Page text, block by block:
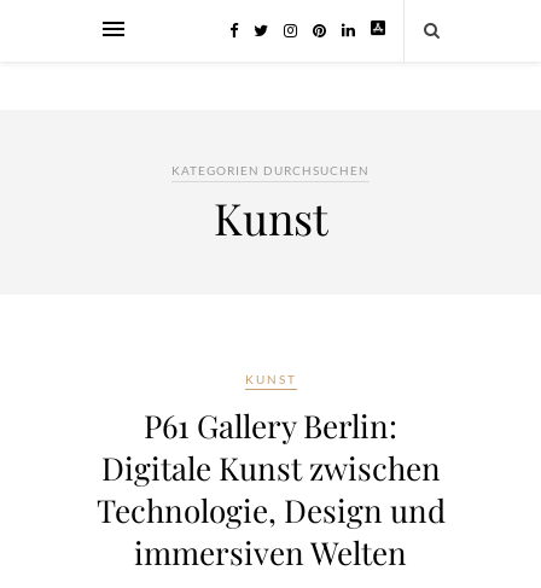
KATEGORIEN DURCHSUCHEN
Kunst
KUNST
P61 Gallery Berlin:
Digitale Kunst zwischen
Technologie, Design und
immersiven Welten